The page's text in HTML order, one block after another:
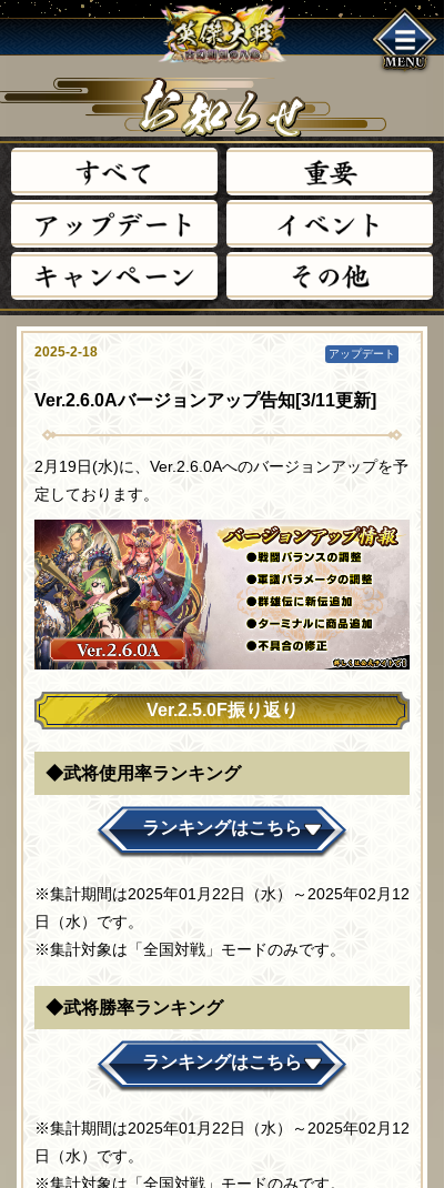
すべて 重要
アップデート イベント
キャンペーン その他
2025-2-18 アップデート
Ver.2.6.0Aバージョンアップ告知[3/11更新]
2月19日(水)に、Ver.2.6.0Aへのバージョンアップを予
定しております。
Ver.2.5.0F振り返り
◆武将使用率ランキング
ランキングはこちら
※集計期間は2025年01月22日（水）～2025年02月12
日（水）です。
※集計対象は「全国対戦」モードのみです。
◆武将勝率ランキング
ランキングはこちら
※集計期間は2025年01月22日（水）～2025年02月12
日（水）です。
※集計対象は「全国対戦」モードのみです。